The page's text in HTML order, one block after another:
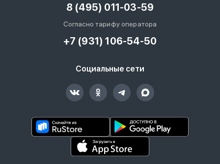
8 (495) 011-03-59
Согласно тарифу оператора
+7 (931) 106-54-50
Социальные сети